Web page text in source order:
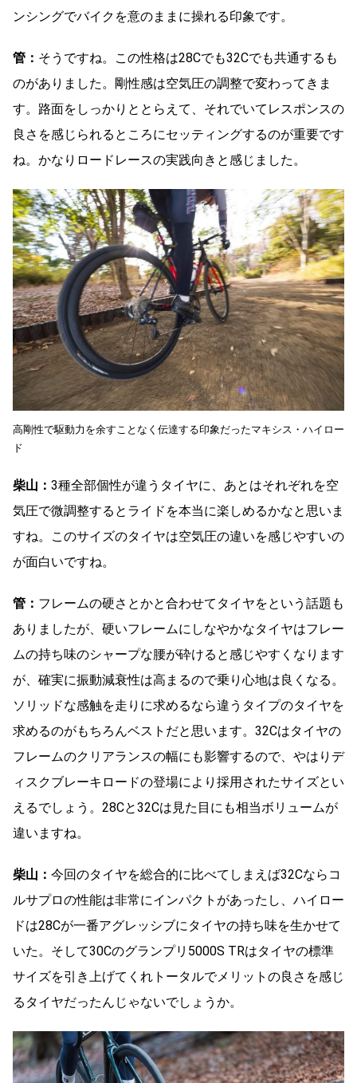
ンシングでバイクを意のままに操れる印象です。
管： そうですね。この性格は28Cでも32Cでも共通するも
のがありました。剛性感は空気圧の調整で変わってきま
す。路面をしっかりととらえて、それでいてレスポンスの
良さを感じられるところにセッティングするのが重要です
ね。かなりロードレースの実践向きと感じました。
高剛性で駆動力を余すことなく伝達する印象だったマキシス・ハイロー
ド
柴山： 3種全部個性が違うタイヤに、あとはそれぞれを空
気圧で微調整するとライドを本当に楽しめるかなと思いま
すね。このサイズのタイヤは空気圧の違いを感じやすいの
が面白いですね。
管： フレームの硬さとかと合わせてタイヤをという話題も
ありましたが、硬いフレームにしなやかなタイヤはフレー
ムの持ち味のシャープな腰が砕けると感じやすくなります
が、確実に振動減衰性は高まるので乗り心地は良くなる。
ソリッドな感触を走りに求めるなら違うタイプのタイヤを
求めるのがもちろんベストだと思います。32Cはタイヤの
フレームのクリアランスの幅にも影響するので、やはりデ
ィスクブレーキロードの登場により採用されたサイズとい
えるでしょう。28Cと32Cは見た目にも相当ボリュームが
違いますね。
柴山： 今回のタイヤを総合的に比べてしまえば32Cならコ
ルサプロの性能は非常にインパクトがあったし、ハイロー
ドは28Cが一番アグレッシブにタイヤの持ち味を生かせて
いた。そして30Cのグランプリ5000S TRはタイヤの標準
サイズを引き上げてくれトータルでメリットの良さを感じ
るタイヤだったんじゃないでしょうか。